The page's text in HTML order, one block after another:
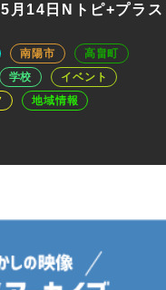
月14日Nトピ+プラス
南陽市
高畠町
学校
イベント
地域情報